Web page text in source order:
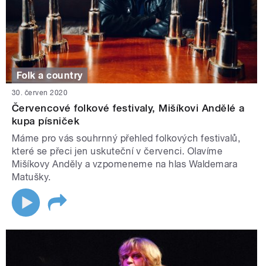
Folk a country
30. červen 2020
Červencové folkové festivaly, Mišíkovi Andělé a
kupa písniček
Máme pro vás souhrnný přehled folkových festivalů,
které se přeci jen uskuteční v červenci. Olavíme
Mišíkovy Anděly a vzpomeneme na hlas Waldemara
Matušky.